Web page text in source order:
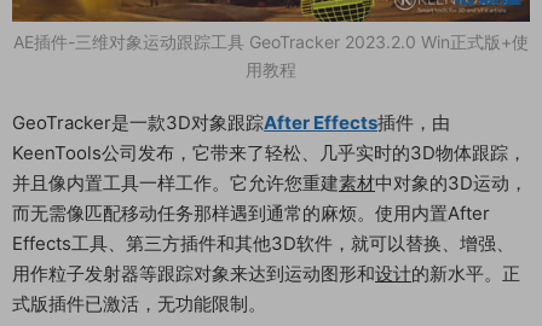
AE插件-三维对象运动跟踪工具 GeoTracker 2023.2.0 Win正式版+使
用教程
GeoTracker是一款3D对象跟踪After Effects插件，由
KeenTools公司发布，它带来了轻松、几乎实时的3D物体跟踪，
并且像内置工具一样工作。它允许您重建素材中对象的3D运动，
而无需像匹配移动任务那样遇到通常的麻烦。使用内置After
Effects工具、第三方插件和其他3D软件，就可以替换、增强、
用作粒子发射器等跟踪对象来达到运动图形和设计的新水平。正
式版插件已激活，无功能限制。